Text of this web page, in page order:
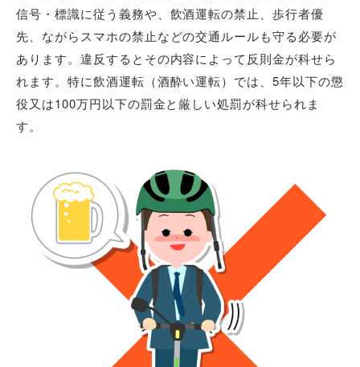
信号・標識に従う義務や、飲酒運転の禁止、歩行者優
先、ながらスマホの禁止などの交通ルールも守る必要が
あります。違反するとその内容によって反則金が科せら
れます。特に飲酒運転（酒酔い運転）では、5年以下の懲
役又は100万円以下の罰金と厳しい処罰が科せられま
す。